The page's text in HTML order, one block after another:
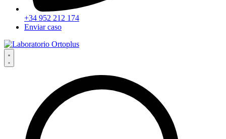
+34 952 212 174
Enviar caso